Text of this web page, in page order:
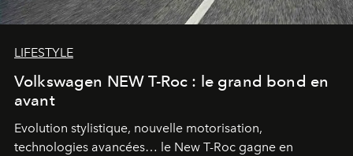
LIFESTYLE
Volkswagen NEW T-Roc : le grand bond en
avant
Evolution stylistique, nouvelle motorisation,
technologies avancées… le New T-Roc gagne en